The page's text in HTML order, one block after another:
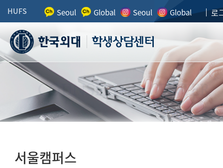
HUFS Seoul Global Seoul Global 로
학생상담센터
COUNSELING CENTER
서울캠퍼스